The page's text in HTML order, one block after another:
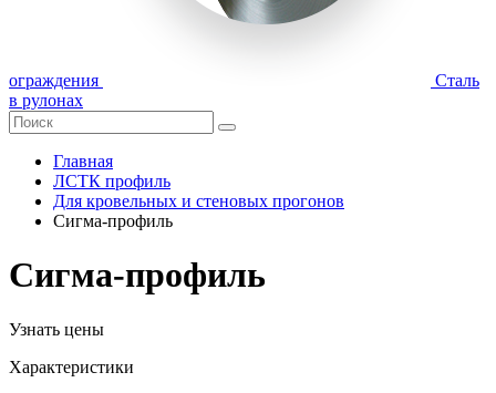
ограждения
Сталь
в рулонах
Главная
ЛСТК профиль
Для кровельных и стеновых прогонов
Сигма-профиль
Сигма-профиль
Узнать цены
Характеристики